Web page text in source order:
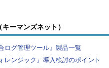
ーマンズネット）
ログ管理ツール』製品一覧
レンジック』導入検討のポイント